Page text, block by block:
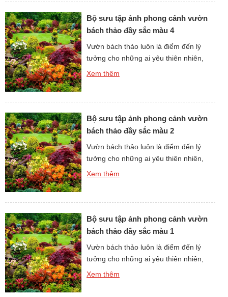
thuần khiết của cây cỏ mà còn truyền
cảm hứng cho lối sống xanh và hòa
hợp với […]
Bộ sưu tập ảnh phong cảnh vườn
bách thảo đầy sắc màu 4
Vườn bách thảo luôn là điểm đến lý
tưởng cho những ai yêu thiên nhiên,
tìm kiếm không gian xanh để thư giãn.
thuần khiết của cây cỏ mà còn truyền
cảm hứng cho lối sống xanh và hòa
hợp với […]
Xem thêm
Bộ sưu tập ảnh phong cảnh vườn
bách thảo đầy sắc màu 2
Vườn bách thảo luôn là điểm đến lý
tưởng cho những ai yêu thiên nhiên,
tìm kiếm không gian xanh để thư giãn.
thuần khiết của cây cỏ mà còn truyền
cảm hứng cho lối sống xanh và hòa
hợp với […]
Xem thêm
Bộ sưu tập ảnh phong cảnh vườn
bách thảo đầy sắc màu 1
Vườn bách thảo luôn là điểm đến lý
tưởng cho những ai yêu thiên nhiên,
tìm kiếm không gian xanh để thư giãn.
Xem thêm